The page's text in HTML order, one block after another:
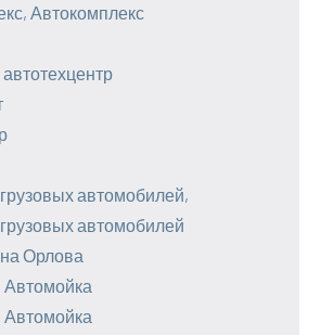
Автокомплекс
автомобилей,
автомобилей
Орлова